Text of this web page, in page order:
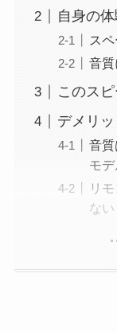
自身の
ス
音質
このス
デメリッ
音
モ
リ
ない